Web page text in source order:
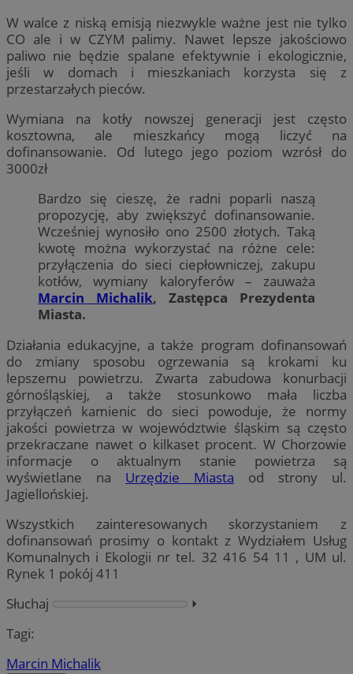
W walce z niską emisją niezwykle ważne jest nie tylko
CO ale i w CZYM palimy. Nawet lepsze jakościowo
paliwo nie będzie spalane efektywnie i ekologicznie,
jeśli w domach i mieszkaniach korzysta się z
przestarzałych pieców.
Wymiana na kotły nowszej generacji jest często
kosztowna, ale mieszkańcy mogą liczyć na
dofinansowanie. Od lutego jego poziom wzrósł do
3000zł
Bardzo się cieszę, że radni poparli naszą
propozycję, aby zwiększyć dofinansowanie.
Wcześniej wynosiło ono 2500 złotych. Taką
kwotę można wykorzystać na różne cele:
przyłączenia do sieci ciepłowniczej, zakupu
kotłów, wymiany kaloryferów – zauważa
Marcin Michalik, Zastępca Prezydenta
Miasta.
Działania edukacyjne, a także program dofinansowań
do zmiany sposobu ogrzewania są krokami ku
lepszemu powietrzu. Zwarta zabudowa konurbacji
górnośląskiej, a także stosunkowo mała liczba
przyłączeń kamienic do sieci powoduje, że normy
jakości powietrza w województwie śląskim są często
przekraczane nawet o kilkaset procent. W Chorzowie
informacje o aktualnym stanie powietrza są
wyświetlane na Urzędzie Miasta od strony ul.
Jagiellońskiej.
Wszystkich zainteresowanych skorzystaniem z
dofinansowań prosimy o kontakt z Wydziałem Usług
Komunalnych i Ekologii nr tel. 32 416 54 11 , UM ul.
Rynek 1 pokój 411
Słuchaj
⏵︎
Tagi:
Marcin Michalik